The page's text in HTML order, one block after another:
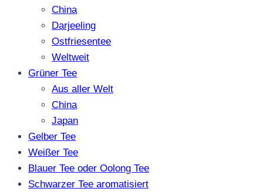
China
Darjeeling
Ostfriesentee
Weltweit
Grüner Tee
Aus aller Welt
China
Japan
Gelber Tee
Weißer Tee
Blauer Tee oder Oolong Tee
Schwarzer Tee aromatisiert